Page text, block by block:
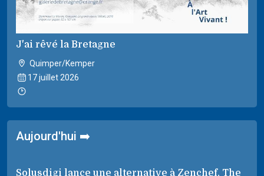
J'ai rêvé la Bretagne
Quimper/Kemper
17 juillet 2026
Aujourd'hui ➡️
Solusdigi lance une alternative à Zenchef, The